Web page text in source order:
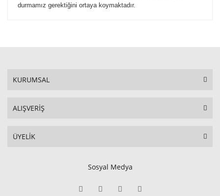
durmamız gerektiğini ortaya koymaktadır.
KURUMSAL
ALIŞVERİŞ
ÜYELİK
Sosyal Medya